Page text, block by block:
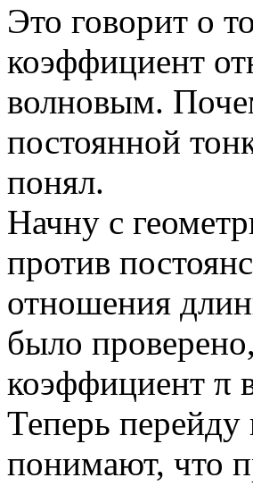
Это говорит о
коэффициент
волновым.
постоянной
понял.
Начну с
против
отношения
было
коэффициент π
Теперь
понимают, что